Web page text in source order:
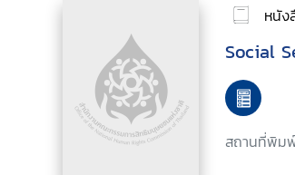
หนัง
Social
สถานที่พิม